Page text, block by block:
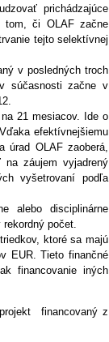
prichádzajúce
tom, či OLAF začne
tejto selektívnej
v posledných troch
súčasnosti začne v
21 mesiacov. Ide o
efektívnejšiemu
úrad OLAF zaoberá,
záujem vyjadrený
vyšetrovaní podľa
alebo disciplinárne
počet.
ktoré sa majú
EUR. Tieto finančné
financovanie iných
financovaný z